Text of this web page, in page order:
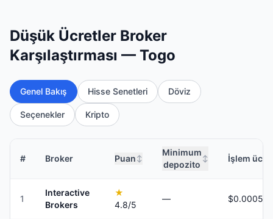
Düşük Ücretler Broker
Karşılaştırması — Togo
Genel Bakış Hisse Senetleri Döviz
Seçenekler Kripto
# Broker Puan ↕
Minimum
depozito
↕ İşlem
1
Interactive
Brokers
★
4.8/5
—